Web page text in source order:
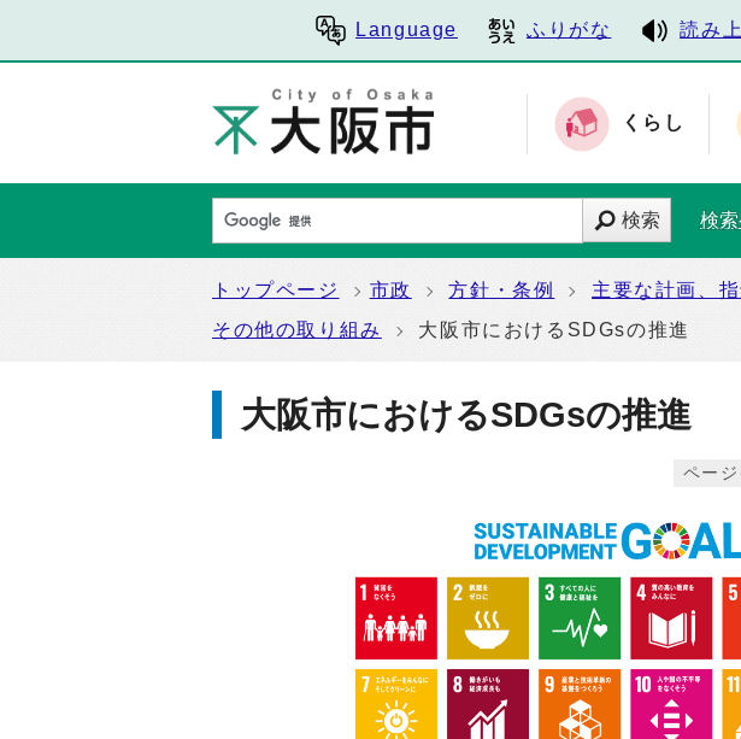
Language ふりがな 読み
くらし
検索 検
トップページ 市政 方針・条例 主要な計画、
その他の取り組み
大阪市におけるSDGsの推進
大阪市におけるSDGsの推進
ペー